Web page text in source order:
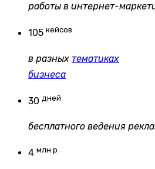
работы в интернет-
105 кейсов
в разных тематиках
бизнеса
30 дней
бесплатного ведения
4 млн р